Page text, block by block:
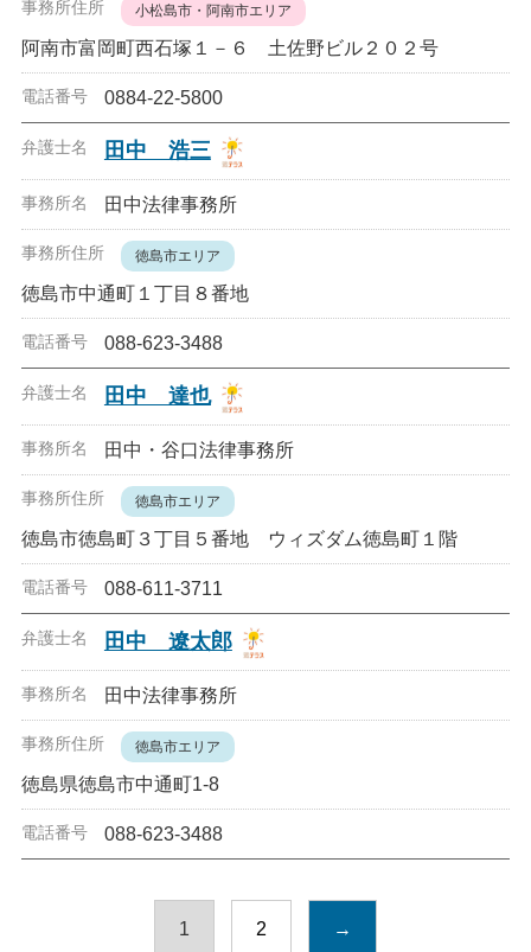
小松島市・阿南市エリア
阿南市富岡町西石塚１－６ 土佐野ビル２０２号
0884-22-5800
田中 浩三
田中法律事務所
徳島市エリア
徳島市中通町１丁目８番地
088-623-3488
田中 達也
田中・谷口法律事務所
徳島市エリア
徳島市徳島町３丁目５番地 ウィズダム徳島町１階
088-611-3711
田中 遼太郎
田中法律事務所
徳島市エリア
徳島県徳島市中通町1-8
088-623-3488
1 2 →